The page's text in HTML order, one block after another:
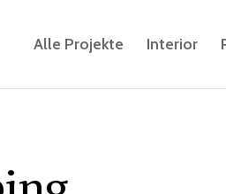
Alle Projekte Interior